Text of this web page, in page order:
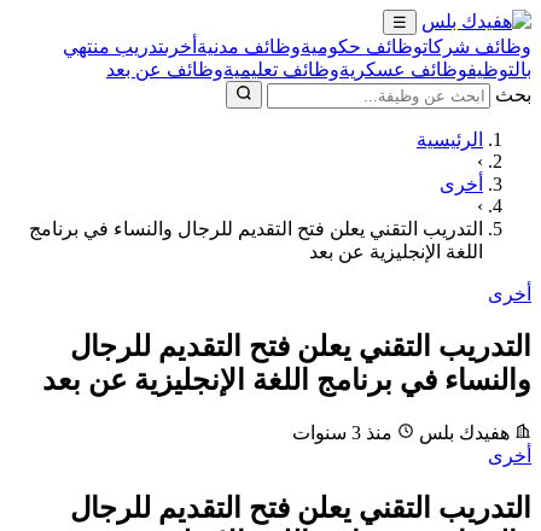
☰
وظائف شركاتوظائف حكوميةوظائف مدنية أخرىتدريب منتهي
بالتوظيفوظائف عسكريةوظائف تعليميةوظائف عن بعد
بحث
الرئيسية
›
أخرى
›
التدريب التقني يعلن فتح التقديم للرجال والنساء في برنامج
اللغة الإنجليزية عن بعد
أخرى
التدريب التقني يعلن فتح التقديم للرجال
والنساء في برنامج اللغة الإنجليزية عن بعد
هفيدك بلس
منذ 3 سنوات
أخرى
التدريب التقني يعلن فتح التقديم للرجال